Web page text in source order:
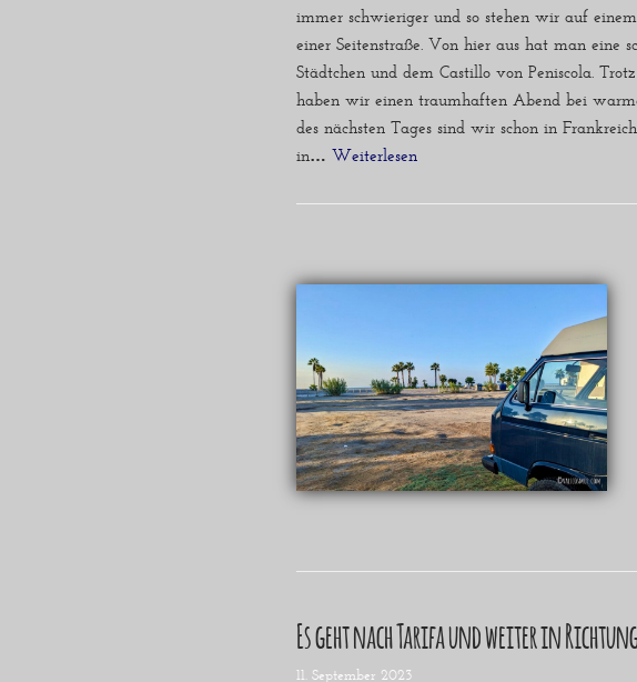
Blogroll
Über mich
immer schwieriger und so stehen wir auf
einer Seitenstraße. Von hier aus hat man eine
Städtchen und dem Castillo von Peniscola.
haben wir einen traumhaften Abend bei
des nächsten Tages sind wir schon in
in… Weiterlesen »
Es geht nach Tarifa und weiter in
11. September 2023